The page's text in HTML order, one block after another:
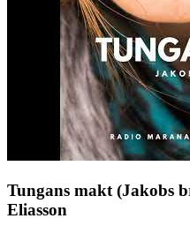
Tungans makt (Jakobs
Eliasson